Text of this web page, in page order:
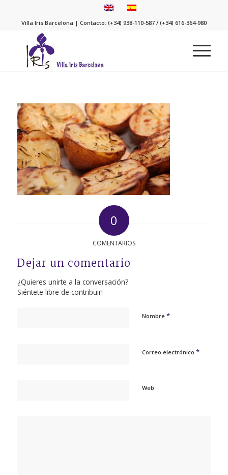
Villa Iris Barcelona | Contacto: (+34) 938-110-587 / (+34) 616-364-980
0
COMENTARIOS
Dejar un comentario
¿Quieres unirte a la conversación?
Siéntete libre de contribuir!
Nombre *
Correo electrónico *
Web